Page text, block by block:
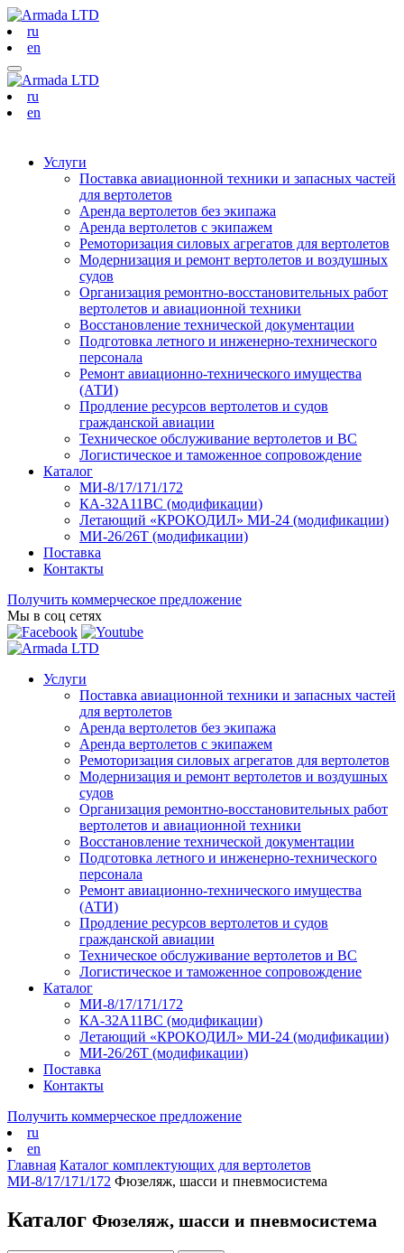
ru
en
ru
en
Услуги
Поставка авиационной техники и запасных частей
для вертолетов
Аренда вертолетов без экипажа
Аренда вертолетов с экипажем
Ремоторизация силовых агрегатов для вертолетов
Модернизация и ремонт вертолетов и воздушных
судов
Организация ремонтно-восстановительных работ
вертолетов и авиационной техники
Восстановление технической документации
Подготовка летного и инженерно-технического
персонала
Ремонт авиационно-технического имущества
(АТИ)
Продление ресурсов вертолетов и судов
гражданской авиации
Техническое обслуживание вертолетов и ВС
Логистическое и таможенное сопровождение
Каталог
МИ-8/17/171/172
КА-32А11ВС (модификации)
Летающий «КРОКОДИЛ» МИ-24 (модификации)
МИ-26/26Т (модификации)
Поставка
Контакты
Получить коммерческое предложение
Мы в соц сетях
Услуги
Поставка авиационной техники и запасных частей
для вертолетов
Аренда вертолетов без экипажа
Аренда вертолетов с экипажем
Ремоторизация силовых агрегатов для вертолетов
Модернизация и ремонт вертолетов и воздушных
судов
Организация ремонтно-восстановительных работ
вертолетов и авиационной техники
Восстановление технической документации
Подготовка летного и инженерно-технического
персонала
Ремонт авиационно-технического имущества
(АТИ)
Продление ресурсов вертолетов и судов
гражданской авиации
Техническое обслуживание вертолетов и ВС
Логистическое и таможенное сопровождение
Каталог
МИ-8/17/171/172
КА-32А11ВС (модификации)
Летающий «КРОКОДИЛ» МИ-24 (модификации)
МИ-26/26Т (модификации)
Поставка
Контакты
Получить коммерческое предложение
ru
en
Главная Каталог комплектующих для вертолетов
МИ-8/17/171/172 Фюзеляж, шасси и пневмосистема
Каталог Фюзеляж, шасси и пневмосистема